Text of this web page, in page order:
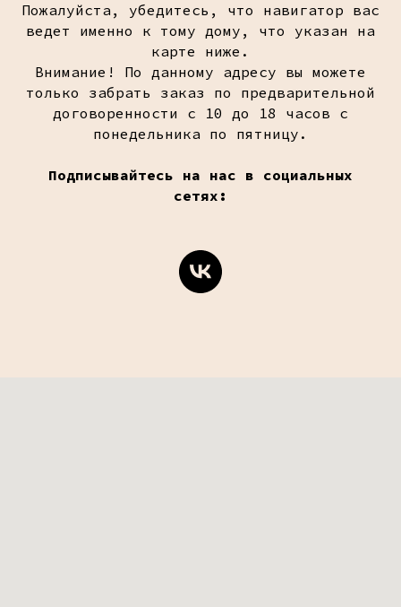
Пожалуйста, убедитесь, что навигатор вас
ведет именно к тому дому, что указан на
карте ниже.
Внимание! По данному адресу вы можете
только забрать заказ по предварительной
договоренности с 10 до 18 часов с
понедельника по пятницу.
Подписывайтесь на нас в социальных
сетях: